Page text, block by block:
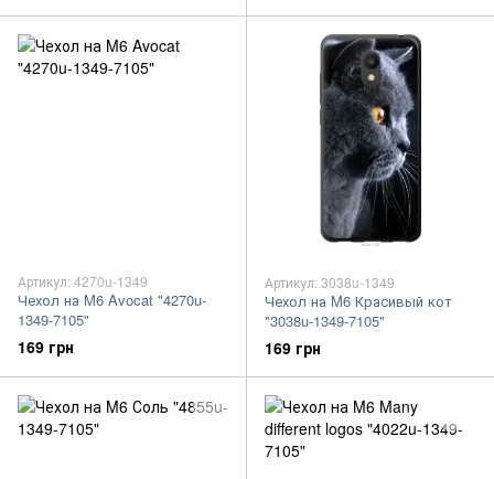
Артикул: 4270u-1349
Чехол на M6 Avocat "4270u-
1349-7105"
169 грн
Артикул: 3038u-1349
Чехол на M6 Красивый кот
"3038u-1349-7105"
169 грн